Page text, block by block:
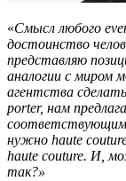
«Смысл любого
достоинство
представляю
аналогии с миром
агентства
porter, нам
соответствующим
нужно haute
haute couture. И,
так?»